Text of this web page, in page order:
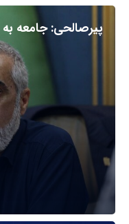
پیرصالحی: جامعه به